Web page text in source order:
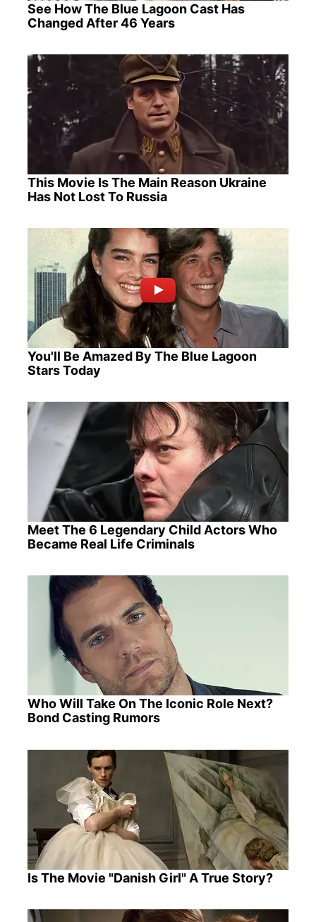
See How The Blue Lagoon Cast Has
Changed After 46 Years
This Movie Is The Main Reason Ukraine
Has Not Lost To Russia
You'll Be Amazed By The Blue Lagoon
Stars Today
Meet The 6 Legendary Child Actors Who
Became Real Life Criminals
Who Will Take On The Iconic Role Next?
Bond Casting Rumors
Is The Movie "Danish Girl" A True Story?